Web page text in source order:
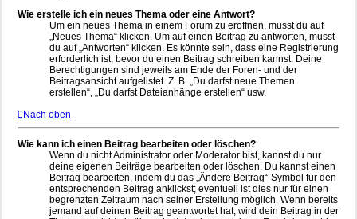
Wie erstelle ich ein neues Thema oder eine Antwort?
Um ein neues Thema in einem Forum zu eröffnen, musst du auf
„Neues Thema“ klicken. Um auf einen Beitrag zu antworten, musst
du auf „Antworten“ klicken. Es könnte sein, dass eine Registrierung
erforderlich ist, bevor du einen Beitrag schreiben kannst. Deine
Berechtigungen sind jeweils am Ende der Foren- und der
Beitragsansicht aufgelistet. Z. B. „Du darfst neue Themen
erstellen“, „Du darfst Dateianhänge erstellen“ usw.
Nach oben
Wie kann ich einen Beitrag bearbeiten oder löschen?
Wenn du nicht Administrator oder Moderator bist, kannst du nur
deine eigenen Beiträge bearbeiten oder löschen. Du kannst einen
Beitrag bearbeiten, indem du das „Ändere Beitrag“-Symbol für den
entsprechenden Beitrag anklickst; eventuell ist dies nur für einen
begrenzten Zeitraum nach seiner Erstellung möglich. Wenn bereits
jemand auf deinen Beitrag geantwortet hat, wird dein Beitrag in der